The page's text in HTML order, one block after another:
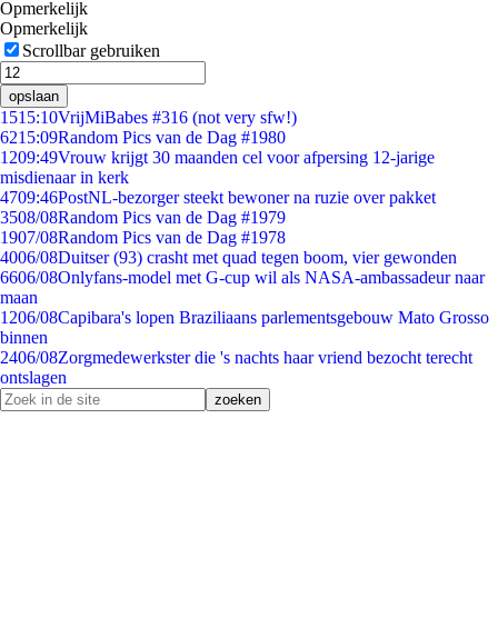
Opmerkelijk
Opmerkelijk
Scrollbar gebruiken
opslaan
1515:10VrijMiBabes #316 (not very sfw!)
6215:09Random Pics van de Dag #1980
1209:49Vrouw krijgt 30 maanden cel voor afpersing 12-jarige
misdienaar in kerk
4709:46PostNL-bezorger steekt bewoner na ruzie over pakket
3508/08Random Pics van de Dag #1979
1907/08Random Pics van de Dag #1978
4006/08Duitser (93) crasht met quad tegen boom, vier gewonden
6606/08Onlyfans-model met G-cup wil als NASA-ambassadeur naar
maan
1206/08Capibara's lopen Braziliaans parlementsgebouw Mato Grosso
binnen
2406/08Zorgmedewerkster die 's nachts haar vriend bezocht terecht
ontslagen